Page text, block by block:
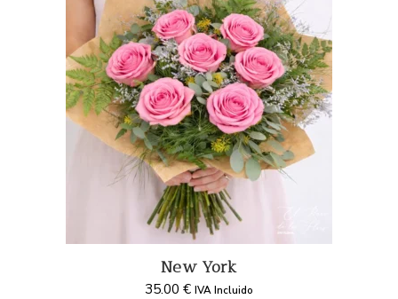
New York
35.00 € IVA Incluido